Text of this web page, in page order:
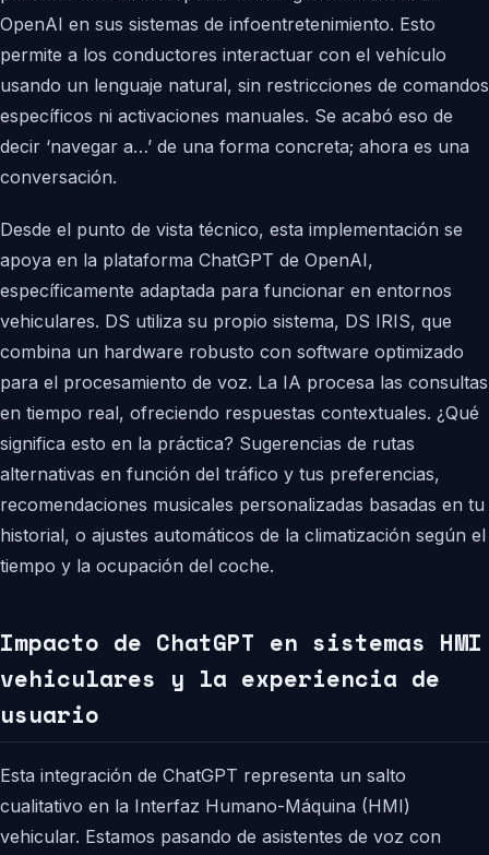
OpenAI en sus sistemas de infoentretenimiento. Esto
permite a los conductores interactuar con el vehículo
usando un lenguaje natural, sin restricciones de comandos
específicos ni activaciones manuales. Se acabó eso de
decir ‘navegar a…’ de una forma concreta; ahora es una
conversación.
Desde el punto de vista técnico, esta implementación se
apoya en la plataforma ChatGPT de OpenAI,
específicamente adaptada para funcionar en entornos
vehiculares. DS utiliza su propio sistema, DS IRIS, que
combina un hardware robusto con software optimizado
para el procesamiento de voz. La IA procesa las consultas
en tiempo real, ofreciendo respuestas contextuales. ¿Qué
significa esto en la práctica? Sugerencias de rutas
alternativas en función del tráfico y tus preferencias,
recomendaciones musicales personalizadas basadas en tu
historial, o ajustes automáticos de la climatización según el
tiempo y la ocupación del coche.
Impacto de ChatGPT en sistemas HMI
vehiculares y la experiencia de
usuario
Esta integración de ChatGPT representa un salto
cualitativo en la Interfaz Humano-Máquina (HMI)
vehicular. Estamos pasando de asistentes de voz con